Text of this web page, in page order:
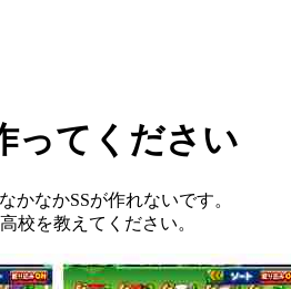
ってください
かなかSSが作れないです。
校を教えてください。